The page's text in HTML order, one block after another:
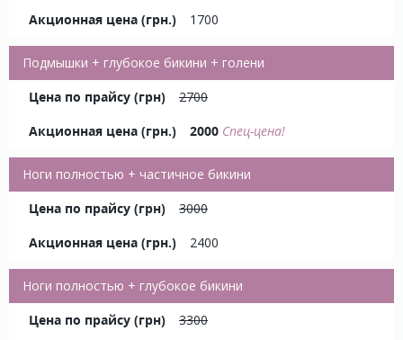
1700
Подмышки + глубокое бикини + голени
2700
2000 Спец-цена!
Ноги полностью + частичное бикини
3000
2400
Ноги полностью + глубокое бикини
3300